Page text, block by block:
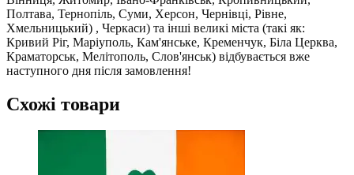
Полтава, Тернопіль, Суми, Херсон, Чернівці, Рівне,
Хмельницький) , Черкаси) та інші великі міста (такі як:
Кривий Ріг, Маріуполь, Кам'янське, Кременчук, Біла Церква,
Краматорськ, Мелітополь, Слов'янськ) відбувається вже
наступного дня після замовлення!
Схожі товари